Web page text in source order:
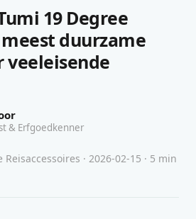
19 Degree
duurzame
veeleisende
& Erfgoedkenner
· 2026-02-15 · 5 min